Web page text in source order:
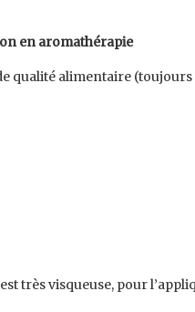
en aromathérapie
qualité alimentaire
très visqueuse, pour